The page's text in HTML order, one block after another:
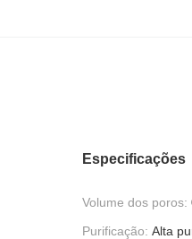
Especificações
Volume dos poros:
Purificação: Alta